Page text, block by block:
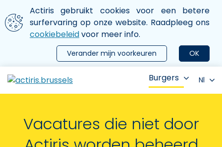
Aller au contenu principal
We gebruiken cookies
Actiris gebruikt cookies voor een betere
surfervaring op onze website. Raadpleeg ons
cookiebeleidvoor meer info.
OK
Verander mijn voorkeuren
le menu
Burgers Nl
Vacatures die niet door